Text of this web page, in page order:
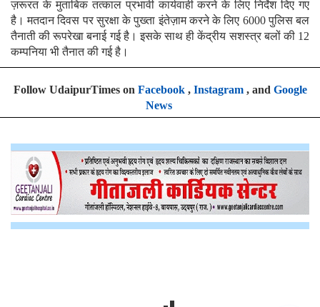
ज़रूरत के मुताबिक तत्काल प्रभावी कार्यवाही करने के लिए निर्देश दिए गए
है। मतदान दिवस पर सुरक्षा के पुख्ता इंतेज़ाम करने के लिए 6000 पुलिस बल
तैनाती की रूपरेखा बनाई गई है। इसके साथ ही केंद्रीय सशस्त्र बलों की 12
कम्पनिया भी तैनात की गई है।
Follow UdaipurTimes on Facebook, Instagram, and Google
News